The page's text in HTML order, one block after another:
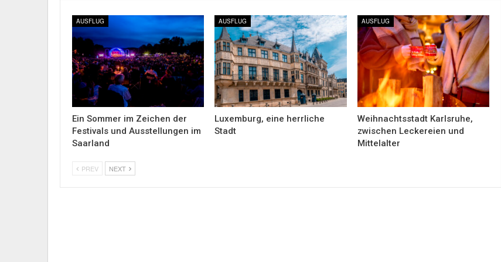
AUSFLUG
Ein Sommer im Zeichen der
Festivals und Ausstellungen im
Saarland
AUSFLUG
Luxemburg, eine herrliche
Stadt
AUSFLUG
Weihnachtsstadt Karlsruhe,
zwischen Leckereien und
Mittelalter
PREV NEXT